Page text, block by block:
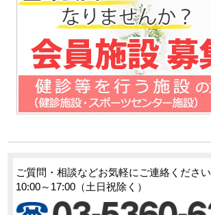
ご質問・相談などお気軽にご連絡ください
10:00～17:00（土日祝除く）